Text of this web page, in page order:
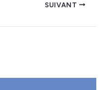
SUIVANT